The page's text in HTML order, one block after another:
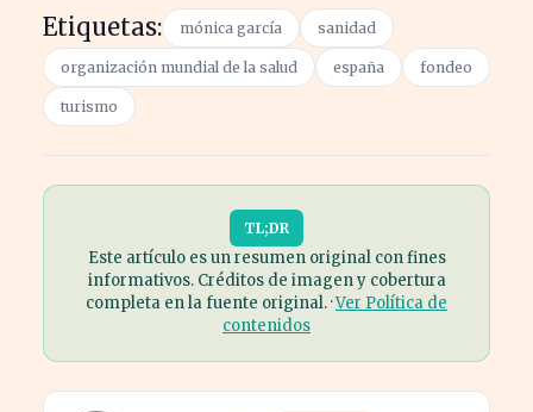
Etiquetas: mónica garcía sanidad
organización mundial de la salud españa fondeo
turismo
TL;DR
Este artículo es un resumen original con fines
informativos. Créditos de imagen y cobertura
completa en la fuente original. ·Ver Política de
contenidos